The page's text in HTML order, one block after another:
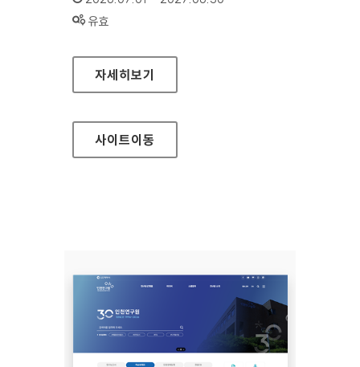
상태 :
유효
백제문화전당
자세히보기
사이트이동